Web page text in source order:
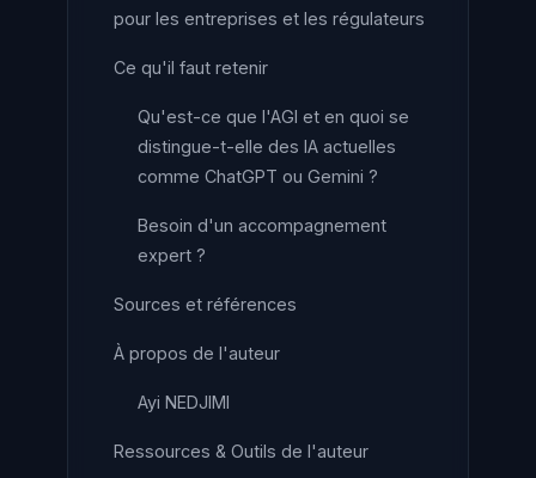
pour les entreprises et les régulateurs
Ce qu'il faut retenir
Qu'est-ce que l'AGI et en quoi se
distingue-t-elle des IA actuelles
comme ChatGPT ou Gemini ?
Besoin d'un accompagnement
expert ?
Sources et références
À propos de l'auteur
Ayi NEDJIMI
Ressources & Outils de l'auteur